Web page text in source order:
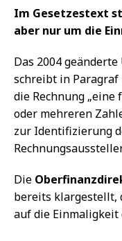
Im Gesetzestext
aber nur um die
Das 2004
schreibt in Paragraf
die Rechnung
oder mehreren
zur Identifizierung
Die
bereits klargestellt,
auf die Einmaligkeit